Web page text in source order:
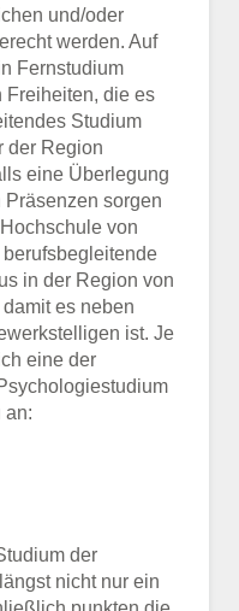
und/oder
werden. Auf
Fernstudium
Freiheiten, die es
Studium
der Region
eine Überlegung
sorgen
von
in der Region von
damit es neben
ist. Je
eine der
an:
der
nicht nur ein